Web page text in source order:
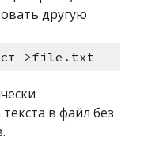
другую
>file.txt
в файл без